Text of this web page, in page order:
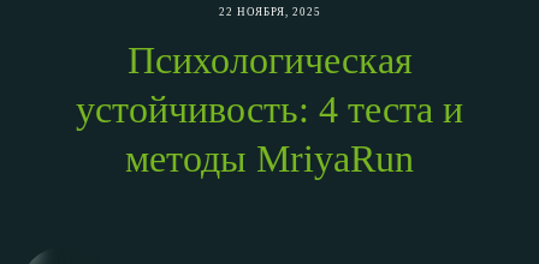
22 НОЯБРЯ, 2025
Психологическая
устойчивость: 4 теста и
методы MriyaRun